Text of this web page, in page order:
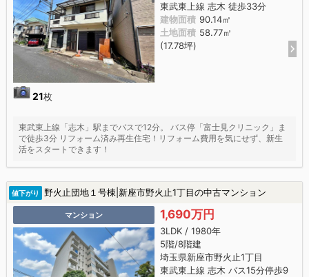
21枚
東武東上線 志木 徒歩33分
建物面積 90.14㎡
土地面積 58.77㎡
(17.78坪)
東武東上線「志木」駅までバスで12分。 バス停「富士見クリニック」ま
で徒歩3分 リフォーム済み再生住宅！リフォーム費用を気にせず、新生
活をスタートできます！
値下がり 野火止団地１号棟|新座市野火止1丁目の中古マンション
マンション 1,690万円
3LDK / 1980年
5階/8階建
埼玉県新座市野火止1丁目
東武東上線 志木 バス15分停歩9